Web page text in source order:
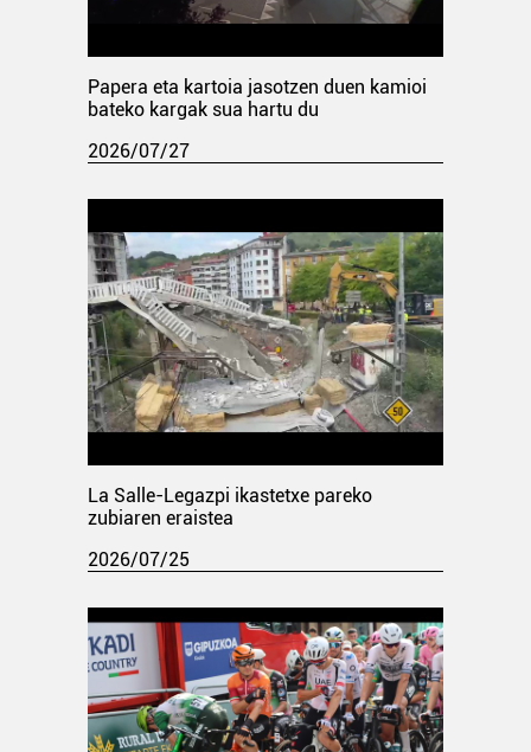
Papera eta kartoia jasotzen duen kamioi
bateko kargak sua hartu du
2026/07/27
La Salle-Legazpi ikastetxe pareko
zubiaren eraistea
2026/07/25